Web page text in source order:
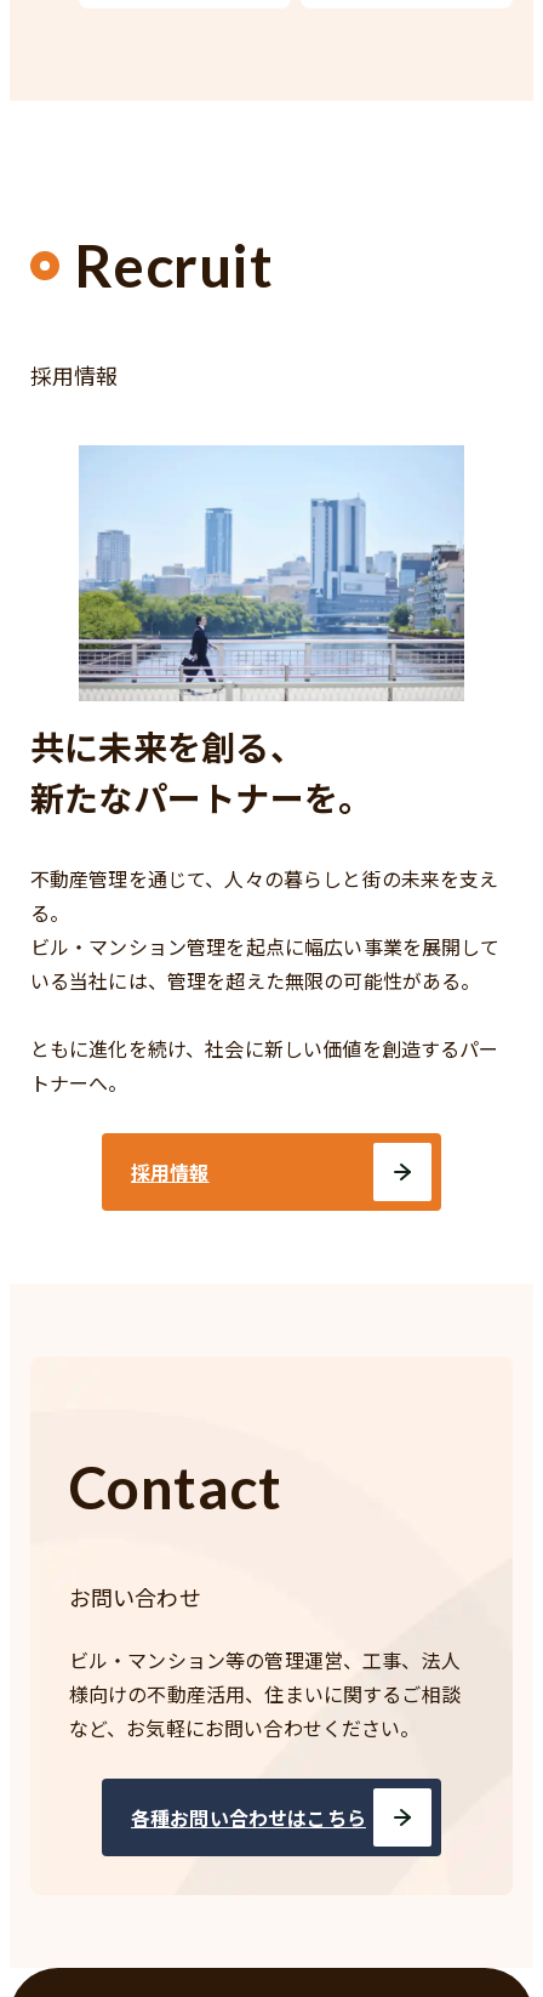
Recruit
採用情報
共に未来を創る、
新たなパートナーを。
不動産管理を通じて、人々の暮らしと街の未来を支え
る。
ビル・マンション管理を起点に幅広い事業を展開して
いる当社には、管理を超えた無限の可能性がある。
ともに進化を続け、社会に新しい価値を創造するパー
トナーへ。
採用情報
Contact
お問い合わせ
ビル・マンション等の管理運営、工事、法人
様向けの不動産活用、住まいに関するご相談
など、お気軽にお問い合わせください。
各種お問い合わせはこちら